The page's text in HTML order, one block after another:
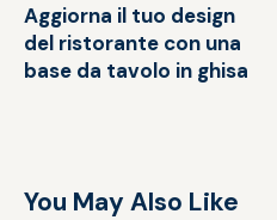
Aggiorna il tuo design
del ristorante con una
base da tavolo in ghisa
You May Also Like